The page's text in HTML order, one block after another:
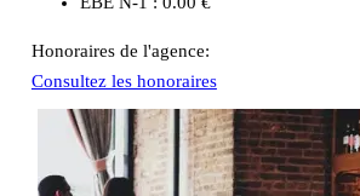
Honoraires de l'agence:
Consultez les honoraires